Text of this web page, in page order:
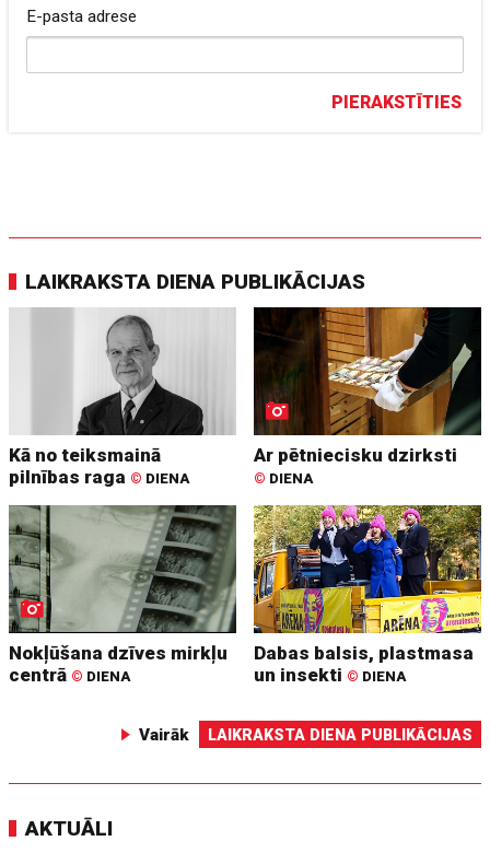
E-pasta adrese
PIERAKSTĪTIES
LAIKRAKSTA DIENA PUBLIKĀCIJAS
Kā no teiksmainā
pilnības raga © DIENA
Ar pētniecisku dzirksti
© DIENA
Nokļūšana dzīves mirkļu
centrā © DIENA
Dabas balsis, plastmasa
un insekti © DIENA
Vairāk LAIKRAKSTA DIENA PUBLIKĀCIJAS
AKTUĀLI